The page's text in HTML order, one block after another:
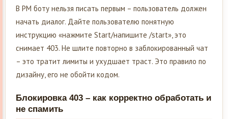
В PM боту нельзя писать первым – пользователь должен
начать диалог. Дайте пользователю понятную
инструкцию «нажмите Start/напишите /start», это
снимает 403. Не шлите повторно в заблокированный чат
– это тратит лимиты и ухудшает траст. Это правило по
дизайну, его не обойти кодом.
Блокировка 403 – как корректно обработать и
не спамить